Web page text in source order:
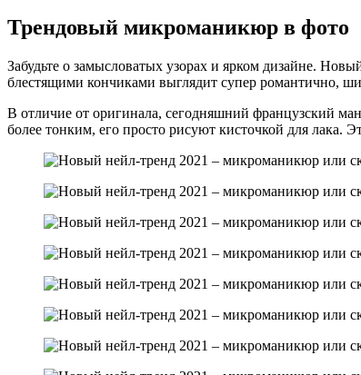
Трендовый микроманикюр в фото
Забудьте о замысловатых узорах и ярком дизайне.
блестящими кончиками выглядит супер романтично,
В отличие от оригинала, сегодняшний французский
более тонким, его просто рисуют кисточкой для лака.